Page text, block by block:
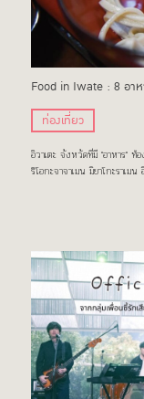
Food in Iwate : 8 อา
ท่องเที่ยว
อิวาเตะ จังหวัดที่มี "อาหาร" ท้
ริโอกะจาจาเมน มิยาโกะราเมน